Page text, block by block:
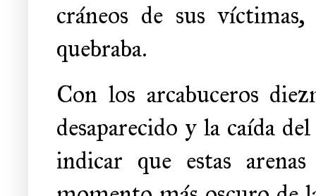
cráneos de sus
quebraba.
Con los arcabuceros
desaparecido y la caída
indicar que estas